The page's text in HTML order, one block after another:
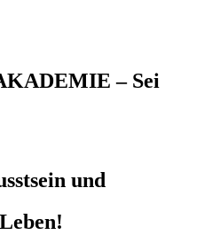
– Sei
und